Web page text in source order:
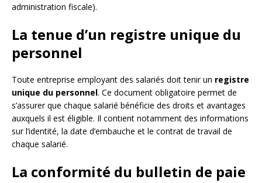
administration fiscale).
La tenue d’un registre unique du
personnel
Toute entreprise employant des salariés doit tenir un registre
unique du personnel. Ce document obligatoire permet de
s’assurer que chaque salarié bénéficie des droits et avantages
auxquels il est éligible. Il contient notamment des informations
sur l’identité, la date d’embauche et le contrat de travail de
chaque salarié.
La conformité du bulletin de paie